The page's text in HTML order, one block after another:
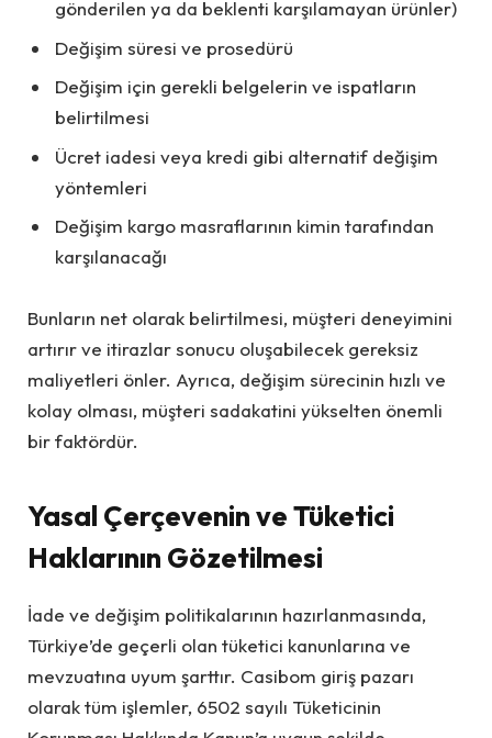
gönderilen ya da beklenti karşılamayan ürünler)
Değişim süresi ve prosedürü
Değişim için gerekli belgelerin ve ispatların
belirtilmesi
Ücret iadesi veya kredi gibi alternatif değişim
yöntemleri
Değişim kargo masraflarının kimin tarafından
karşılanacağı
Bunların net olarak belirtilmesi, müşteri deneyimini
artırır ve itirazlar sonucu oluşabilecek gereksiz
maliyetleri önler. Ayrıca, değişim sürecinin hızlı ve
kolay olması, müşteri sadakatini yükselten önemli
bir faktördür.
Yasal Çerçevenin ve Tüketici
Haklarının Gözetilmesi
İade ve değişim politikalarının hazırlanmasında,
Türkiye’de geçerli olan tüketici kanunlarına ve
mevzuatına uyum şarttır. Casibom giriş pazarı
olarak tüm işlemler, 6502 sayılı Tüketicinin